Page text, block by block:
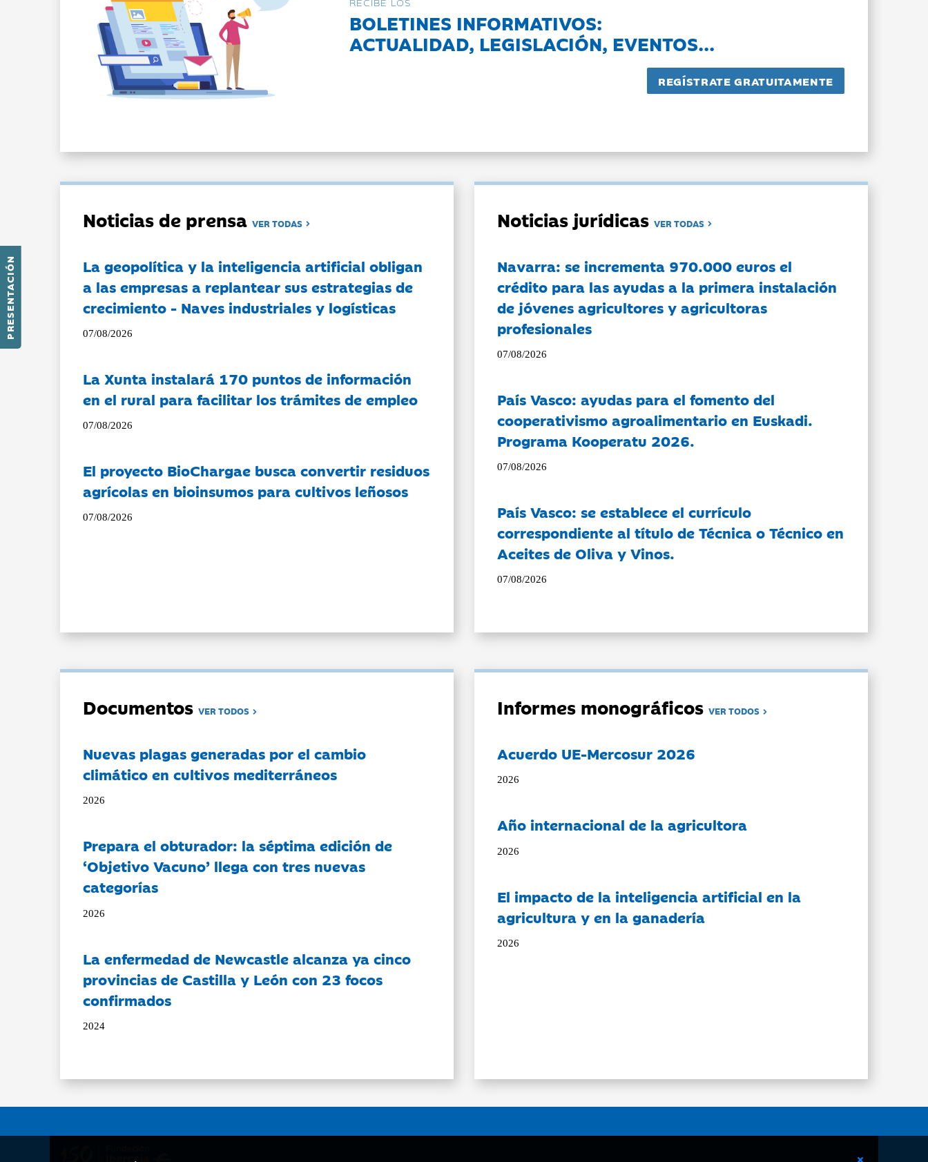
PRESENTACIÓN
BOLETINES INFORMATIVOS:
ACTUALIDAD, LEGISLACIÓN, EVENTOS...
Noticias de prensaVER TODAS
La geopolítica y la inteligencia artificial obligan
a las empresas a replantear sus estrategias de
crecimiento - Naves industriales y logísticas
07/08/2026
La Xunta instalará 170 puntos de información
en el rural para facilitar los trámites de empleo
07/08/2026
El proyecto BioChargae busca convertir residuos
agrícolas en bioinsumos para cultivos leñosos
07/08/2026
Noticias jurídicasVER TODAS
Navarra: se incrementa 970.000 euros el
crédito para las ayudas a la primera instalación
de jóvenes agricultores y agricultoras
profesionales
07/08/2026
País Vasco: ayudas para el fomento del
cooperativismo agroalimentario en Euskadi.
Programa Kooperatu 2026.
07/08/2026
País Vasco: se establece el currículo
correspondiente al título de Técnica o Técnico en
Aceites de Oliva y Vinos.
07/08/2026
DocumentosVER TODOS
Nuevas plagas generadas por el cambio
climático en cultivos mediterráneos
2026
Prepara el obturador: la séptima edición de
‘Objetivo Vacuno’ llega con tres nuevas
categorías
2026
La enfermedad de Newcastle alcanza ya cinco
provincias de Castilla y León con 23 focos
confirmados
2024
Informes monográficosVER TODOS
Acuerdo UE-Mercosur 2026
2026
Año internacional de la agricultora
2026
El impacto de la inteligencia artificial en la
agricultura y en la ganadería
2026